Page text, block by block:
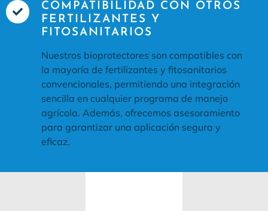
COMPATIBILIDAD CON OTROS
FERTILIZANTES Y
FITOSANITARIOS
Nuestros bioprotectores son compatibles con
la mayoría de fertilizantes y fitosanitarios
convencionales, permitiendo una integración
sencilla en cualquier programa de manejo
agrícola. Además, ofrecemos asesoramiento
para garantizar una aplicación segura y
eficaz.